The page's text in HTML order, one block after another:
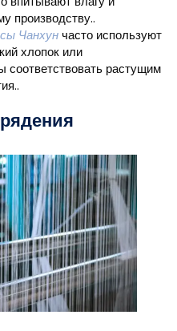
производству..
Чанхунчасто используют
хлопок или
соответствовать растущим